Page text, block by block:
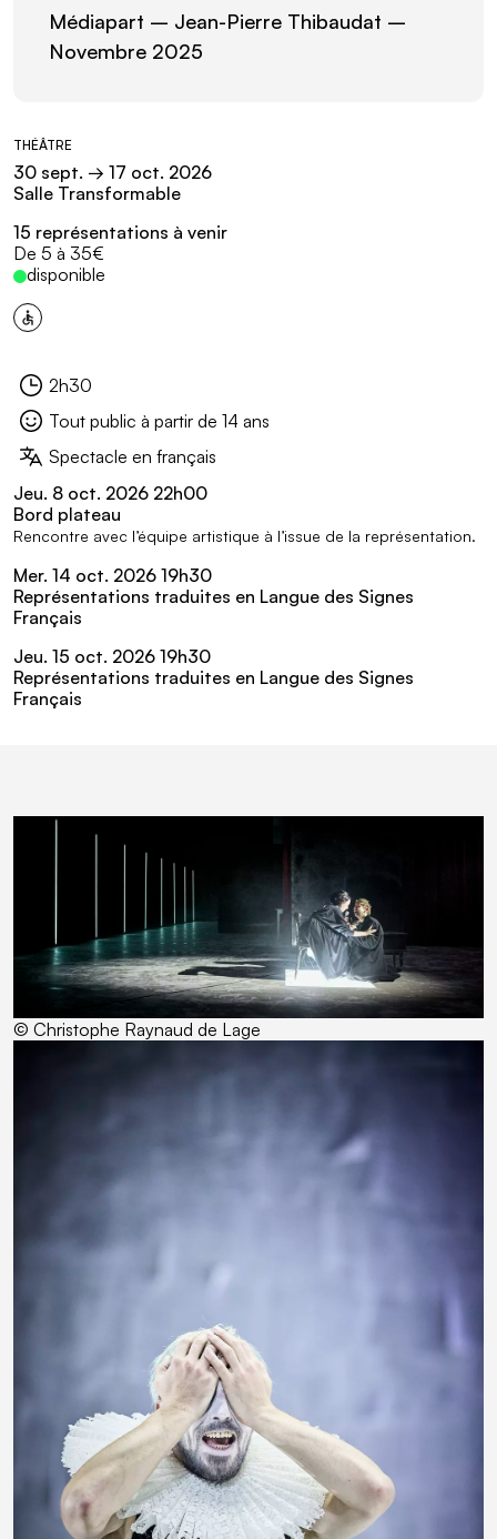
Médiapart – Jean-Pierre Thibaudat –
Novembre 2025
THÉÂTRE
30 sept. → 17 oct. 2026
Salle Transformable
15 représentations à venir
Tarifs :
De 5 à 35€
disponible
Événement accessible
Durée :
2h30
Public :
Tout public à partir de 14 ans
Sous-titre :
Spectacle en français
Événements en lien
Jeu. 8 oct. 2026 22h00
Bord plateau
Rencontre avec l’équipe artistique à l’issue de la représentation.
Mer. 14 oct. 2026 19h30
Représentations traduites en Langue des Signes
Français
Jeu. 15 oct. 2026 19h30
Représentations traduites en Langue des Signes
Français
En Images
Galerie contenant 7 images
Passer la galerie
© Christophe Raynaud de Lage